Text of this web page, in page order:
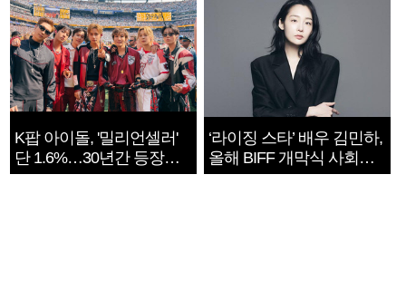
K팝 아이돌, '밀리언셀러'
단 1.6%…30년간 등장
1182개팀 전수조사
‘라이징 스타’ 배우 김민하,
올해 BIFF 개막식 사회자
확정